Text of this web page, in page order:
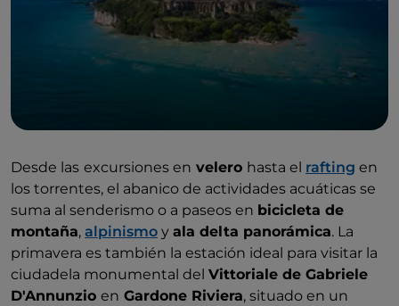
Desde las excursiones en velero hasta el rafting en
los torrentes, el abanico de actividades acuáticas se
suma al senderismo o a paseos en bicicleta de
montaña, alpinismo y ala delta panorámica. La
primavera es también la estación ideal para visitar la
ciudadela monumental del Vittoriale de Gabriele
D'Annunzio en Gardone Riviera, situado en un